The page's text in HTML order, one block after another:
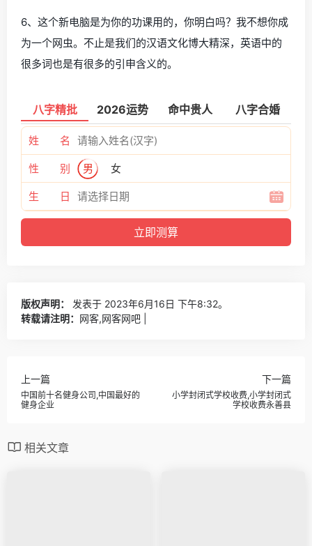
6、这个新电脑是为你的功课用的，你明白吗？我不想你成
为一个网虫。不止是我们的汉语文化博大精深，英语中的
很多词也是有很多的引申含义的。
八字精批 2026运势 命中贵人 八字合婚
姓 名
性 别 男 女
生 日
版权声明：
发表于 2023年6月16日 下午8:32。
转载请注明：
网客,网客网吧 |
上一篇
中国前十名健身公司,中国最好的
健身企业
下一篇
小学封闭式学校收费,小学封闭式
学校收费永善县
相关文章